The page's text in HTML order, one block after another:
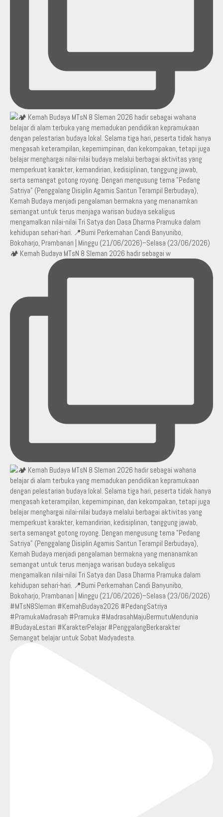
🏕️ Kemah Budaya MTsN 8 Sleman 2026 hadir sebagai w
Semangat belajar untuk Sobat Madyadesta.